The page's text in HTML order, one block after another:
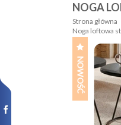
Nazwa:
Wiek
dziecka:
Rozmiar:
Nowości,
promocje:
NOGA
Strona główna
Noga loftowa